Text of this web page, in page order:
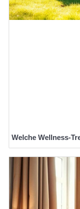
Welche Wellness-